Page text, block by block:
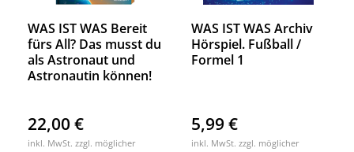
WAS IST WAS Bereit
fürs All? Das musst du
als Astronaut und
Astronautin können!
22,00 €
inkl. MwSt. zzgl. möglicher
WAS IST WAS Archiv
Hörspiel. Fußball /
Formel 1
5,99 €
inkl. MwSt. zzgl. möglicher